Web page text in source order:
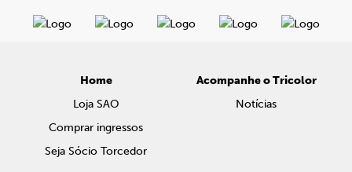
Home
Loja SAO
Comprar ingressos
Seja Sócio Torcedor
Acompanhe o Tricolor
Notícias